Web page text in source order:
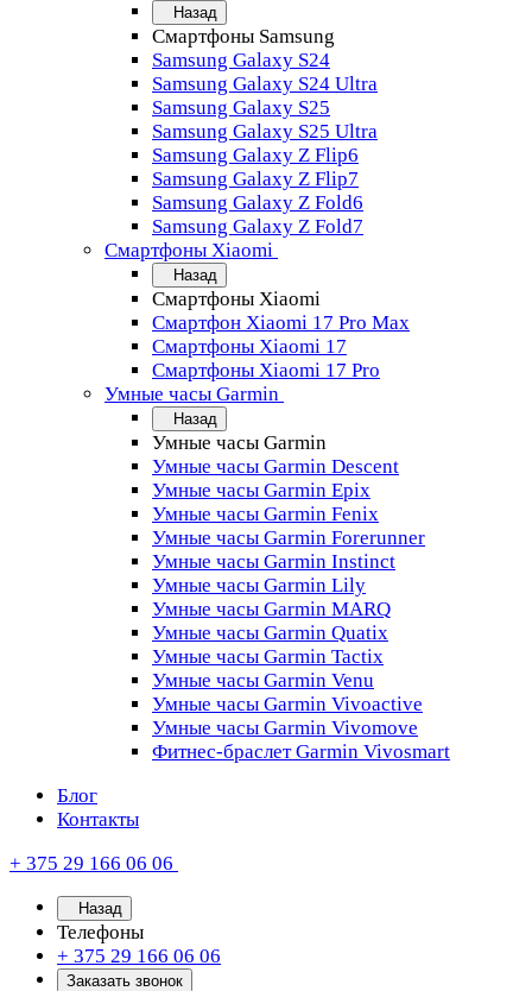
Назад
Смартфоны Samsung
Samsung Galaxy S24
Samsung Galaxy S24 Ultra
Samsung Galaxy S25
Samsung Galaxy S25 Ultra
Samsung Galaxy Z Flip6
Samsung Galaxy Z Flip7
Samsung Galaxy Z Fold6
Samsung Galaxy Z Fold7
Смартфоны Xiaomi
Назад
Смартфоны Xiaomi
Смартфон Xiaomi 17 Pro Max
Смартфоны Xiaomi 17
Смартфоны Xiaomi 17 Pro
Умные часы Garmin
Назад
Умные часы Garmin
Умные часы Garmin Descent
Умные часы Garmin Epix
Умные часы Garmin Fenix
Умные часы Garmin Forerunner
Умные часы Garmin Instinct
Умные часы Garmin Lily
Умные часы Garmin MARQ
Умные часы Garmin Quatix
Умные часы Garmin Tactix
Умные часы Garmin Venu
Умные часы Garmin Vivoactive
Умные часы Garmin Vivomove
Фитнес-браслет Garmin Vivosmart
Блог
Контакты
+ 375 29 166 06 06
Назад
Телефоны
+ 375 29 166 06 06
Заказать звонок